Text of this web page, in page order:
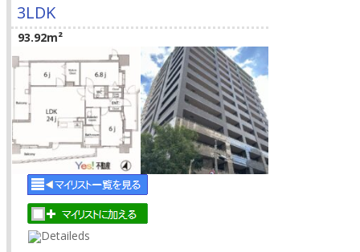
3LDK
93.92m²